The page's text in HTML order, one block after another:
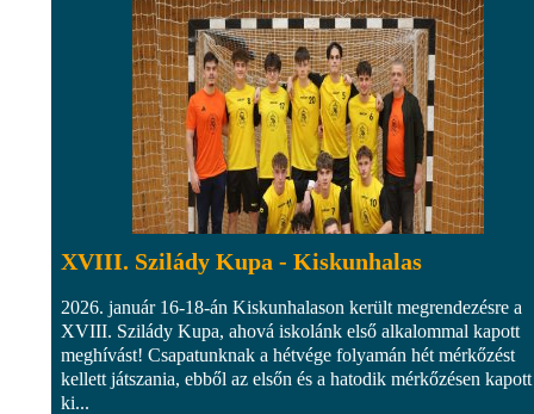
XVIII. Szilády Kupa - Kiskunhalas
2026. január 16-18-án Kiskunhalason került megrendezésre a
XVIII. Szilády Kupa, ahová iskolánk első alkalommal kapott
meghívást! Csapatunknak a hétvége folyamán hét mérkőzést
kellett játszania, ebből az elsőn és a hatodik mérkőzésen kapott
ki...